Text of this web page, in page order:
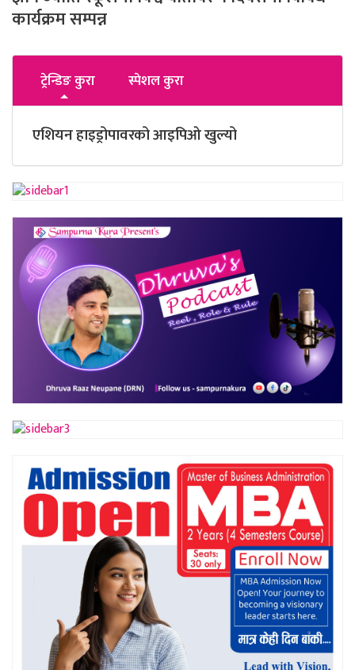
कार्यक्रम सम्पन्न
ट्रेन्डिङ कुरा स्पेशल कुरा
एशियन हाइड्रोपावरको आइपिओ खुल्यो